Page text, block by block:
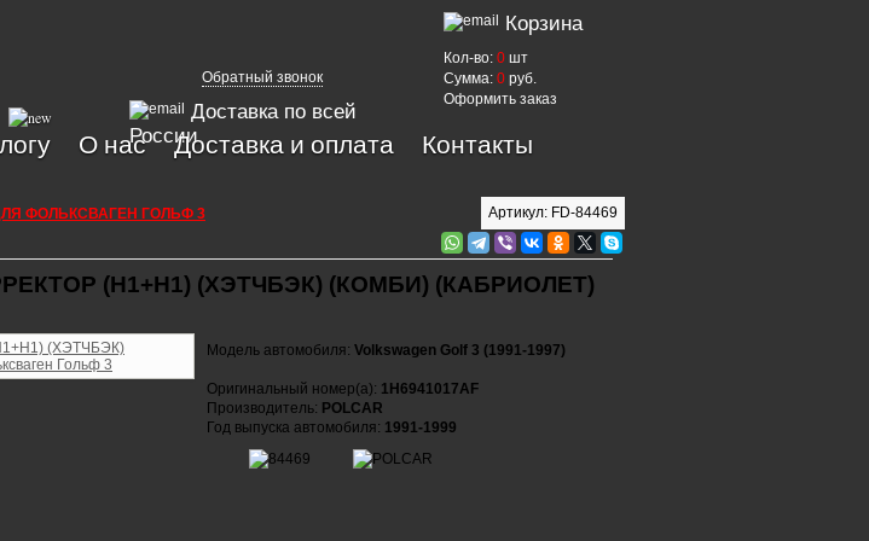
Обратный звонок
Доставка по всей
России
Корзина
Кол-во: 0 шт
Сумма: 0 руб.
Оформить заказ
О нас Доставка и оплата Контакты
ФОЛЬКСВАГЕН ГОЛЬФ 3 Артикул: FD-84469
(H1+H1) (ХЭТЧБЭК) (КОМБИ) (КАБРИОЛЕТ)
Модель автомобиля: Volkswagen Golf 3 (1991-1997)
Оригинальный номер(а): 1H6941017AF
Производитель: POLCAR
Год выпуска автомобиля: 1991-1999